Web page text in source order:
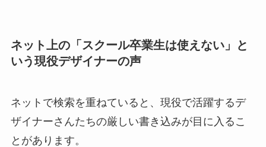
ネット上の「スクール卒業生は使えない」と
いう現役デザイナーの声
ネットで検索を重ねていると、現役で活躍するデ
ザイナーさんたちの厳しい書き込みが目に入るこ
とがあります。